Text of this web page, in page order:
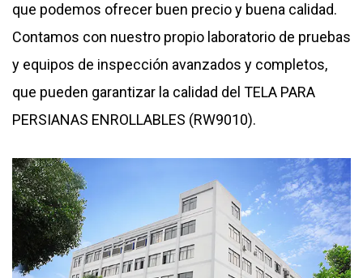
que podemos ofrecer buen precio y buena calidad.
Contamos con nuestro propio laboratorio de pruebas
y equipos de inspección avanzados y completos,
que pueden garantizar la calidad del TELA PARA
PERSIANAS ENROLLABLES (RW9010).